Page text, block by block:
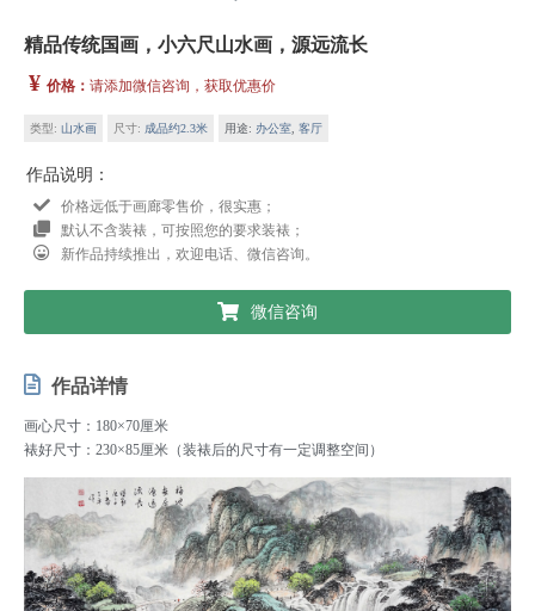
精品传统国画，小六尺山水画，源远流长
¥ 价格： 请添加微信咨询，获取优惠价
类型: 山水画 尺寸: 成品约2.3米 用途: 办公室 客厅
作品说明：
价格远低于画廊零售价，很实惠；
默认不含装裱，可按照您的要求装裱；
新作品持续推出，欢迎电话、微信咨询。
微信咨询
作品详情
画心尺寸：180×70厘米
裱好尺寸：230×85厘米（装裱后的尺寸有一定调整空间）